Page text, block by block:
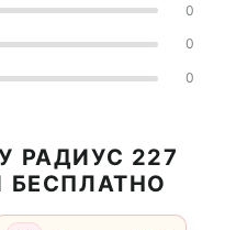
0
0
0
РАДИУС 227
БЕСПЛАТНО